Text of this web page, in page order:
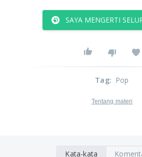
SAYA MENGERTI
Tag: Pop
Tentang materi
Kata-kata